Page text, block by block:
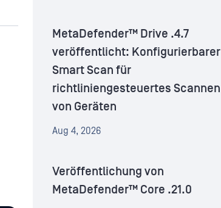
MetaDefender™ Drive .4.7
veröffentlicht: Konfigurierbarer
Smart Scan für
richtliniengesteuertes Scannen
von Geräten
Aug 4, 2026
Veröffentlichung von
MetaDefender™ Core .21.0